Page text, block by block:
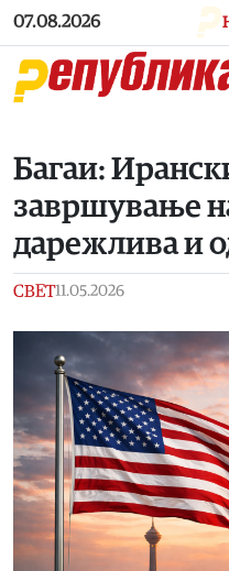
Skip to main content
07.08.2026
Багаи:
завршување
дарежлива и
СВЕТ11.05.2026